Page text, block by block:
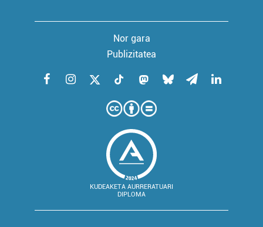
Nor gara
Publizitatea
KUDEAKETA AURRERATUARI
DIPLOMA